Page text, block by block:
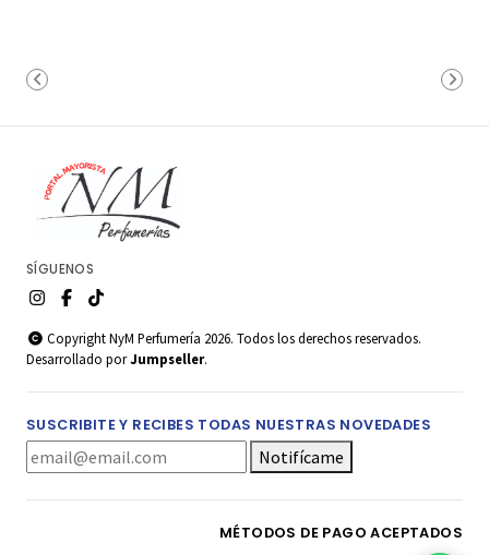
SÍGUENOS
Copyright NyM Perfumería 2026. Todos los derechos reservados.
Desarrollado porJumpseller.
SUSCRIBITE Y RECIBES TODAS NUESTRAS NOVEDADES
Notifícame
MÉTODOS DE PAGO ACEPTADOS